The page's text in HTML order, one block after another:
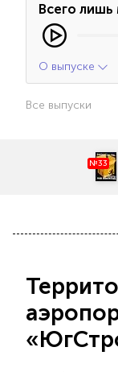
Всего
О выпуске
Все выпуски
№33